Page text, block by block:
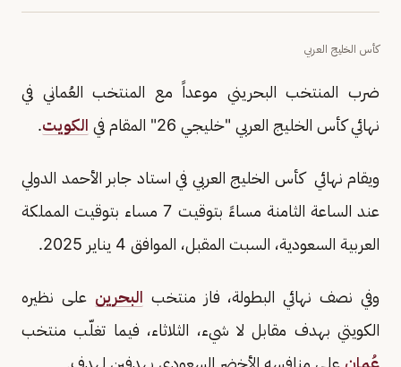
كأس الخليج العربي
ضرب المنتخب البحريني موعداً مع المنتخب العُماني في
نهائي كأس الخليج العربي "خليجي 26" المقام في
الكويت.
ويقام نهائي كأس الخليج العربي في استاد جابر الأحمد الدولي
عند الساعة الثامنة مساءً بتوقيت 7 مساء بتوقيت المملكة
العربية السعودية، السبت المقبل، الموافق 4 يناير 2025.
وفي نصف نهائي البطولة، فاز منتخب البحرين على نظيره
الكويتي بهدف مقابل لا شيء، الثلاثاء، فيما تغلّب منتخب
عُمان على منافسه الأخضر السعودي بهدفين لهدف.